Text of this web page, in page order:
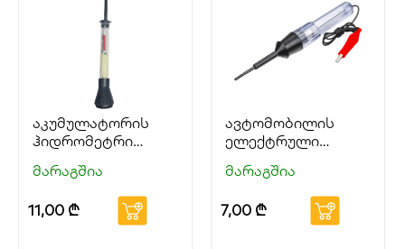
აკუმულატორის
ჰიდრომეტრი
მარაგშია
11,00 ₾
ავტომობილის
ელექტრული
HOTECHE
მარაგშია
7,00 ₾